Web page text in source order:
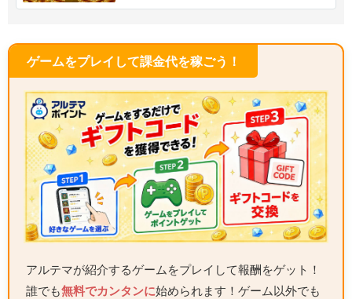
ゲームをプレイして課金代を稼ごう！
アルテマが紹介するゲームをプレイして報酬をゲット！
誰でも無料でカンタンに始められます！ゲーム以外でも